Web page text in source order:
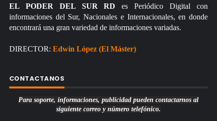
EL PODER DEL SUR RD es Periódico Digital con
informaciones del Sur, Nacionales e Internacionales, en donde
encontrará una gran variedad de informaciones variadas.
DIRECTOR: Edwin López (El Máster)
CONTACTANOS
Para soporte, informaciones, publicidad pueden contactarnos al
siguiente correo y número telefónico.